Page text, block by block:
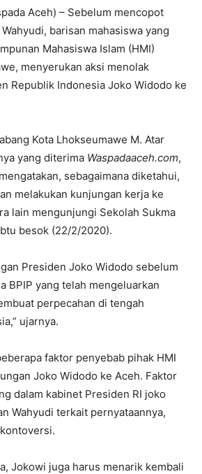
Aceh) – Sebelum mencopot
barisan mahasiswa yang
Mahasiswa Islam (HMI)
menyerukan aksi menolak
Republik Indonesia Joko Widodo ke
Kota Lhokseumawe M. Atar
yang diterima Waspadaaceh.com,
sebagaimana diketahui,
melakukan kunjungan kerja ke
lain mengunjungi Sekolah Sukma
besok (22/2/2020).
Presiden Joko Widodo sebelum
BPIP yang telah mengeluarkan
perpecahan di tengah
ujarnya.
faktor penyebab pihak HMI
Joko Widodo ke Aceh. Faktor
dalam kabinet Presiden RI joko
Wahyudi terkait pernyataannya,
Jokowi juga harus menarik kembali